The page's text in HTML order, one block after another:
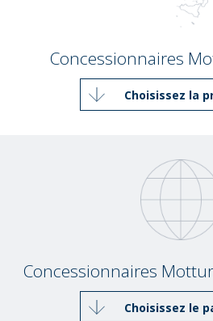
Concessionnaires
Concessionnaires